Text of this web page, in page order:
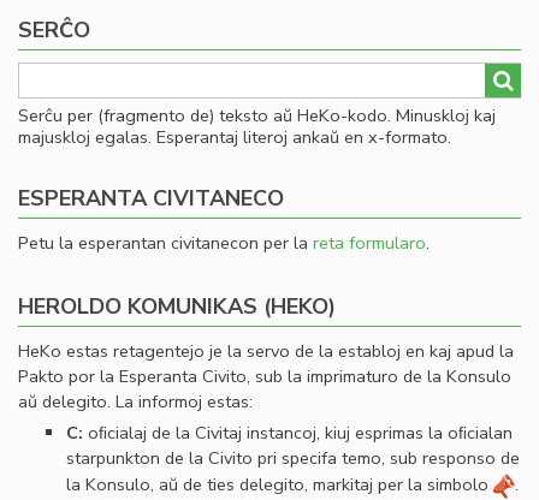
SERĈO
Serĉu per (fragmento de) teksto aŭ HeKo-kodo. Minuskloj kaj
majuskloj egalas. Esperantaj literoj ankaŭ en x-formato.
ESPERANTA CIVITANECO
Petu la esperantan civitanecon per la reta formularo.
HEROLDO KOMUNIKAS (HEKO)
HeKo estas retagentejo je la servo de la establoj en kaj apud la
Pakto por la Esperanta Civito, sub la imprimaturo de la Konsulo
aŭ delegito. La informoj estas:
C: oﬁcialaj de la Civitaj instancoj, kiuj esprimas la oﬁcialan
starpunkton de la Civito pri specifa temo, sub responso de
la Konsulo, aŭ de ties delegito, markitaj per la simbolo
.